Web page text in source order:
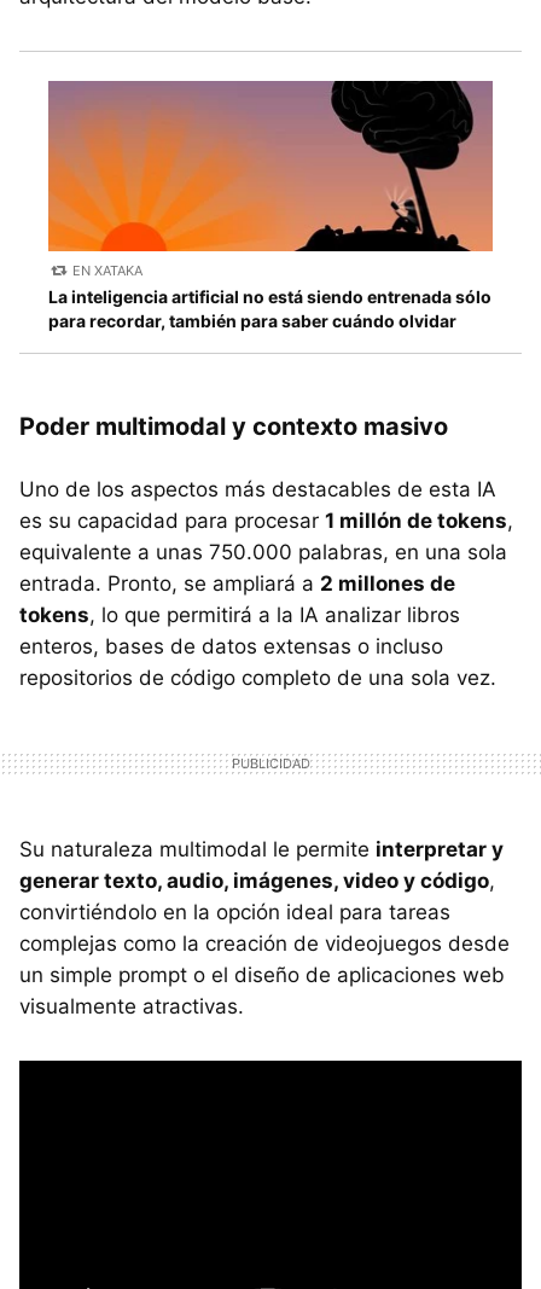
EN XATAKA
La inteligencia artificial no está siendo entrenada sólo
para recordar, también para saber cuándo olvidar
Poder multimodal y contexto masivo
Uno de los aspectos más destacables de esta IA
es su capacidad para procesar 1 millón de tokens,
equivalente a unas 750.000 palabras, en una sola
entrada. Pronto, se ampliará a 2 millones de
tokens, lo que permitirá a la IA analizar libros
enteros, bases de datos extensas o incluso
repositorios de código completo de una sola vez.
Su naturaleza multimodal le permite interpretar y
generar texto, audio, imágenes, video y código,
convirtiéndolo en la opción ideal para tareas
complejas como la creación de videojuegos desde
un simple prompt o el diseño de aplicaciones web
visualmente atractivas.